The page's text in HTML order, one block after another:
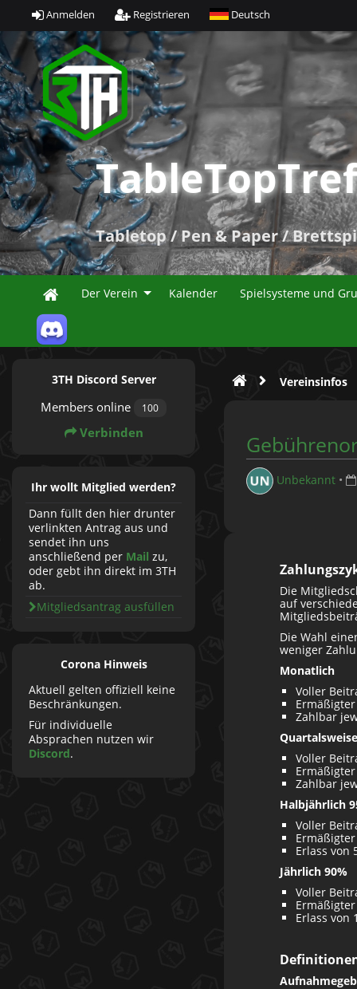
Anmelden Registrieren Deutsch
Tabletop / Pen & Paper /
Der Verein Kalender Spielsysteme und
3TH Discord Server
Members online 100
Verbinden
Ihr wollt Mitglied werden?
Dann füllt den hier drunter
verlinkten Antrag aus und
sendet ihn uns
anschließend per Mail zu,
oder gebt ihn direkt im 3TH
ab.
Mitgliedsantrag ausfüllen
Corona Hinweis
Aktuell gelten offiziell keine
Beschränkungen.
Für individuelle
Absprachen nutzen wir
Discord.
Vereinsinfos
Unbekannt •
Die
auf
Die Wahl
weniger
Monatlich
Voller
Zahlbar
Quartalsweise
Voller
Zahlbar
Halbjährlich
Voller
Erlass von
Jährlich 90%
Voller
Erlass von